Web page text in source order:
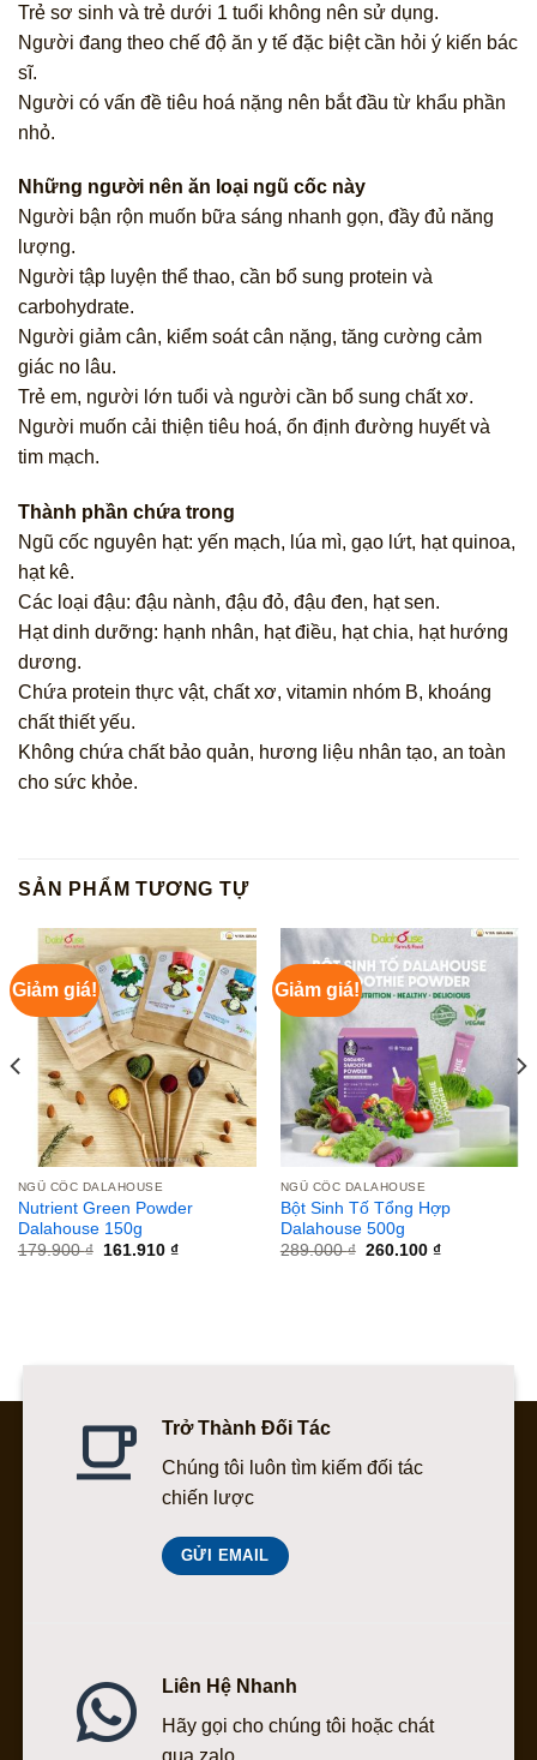
Trẻ sơ sinh và trẻ dưới 1 tuổi không nên sử dụng.
Người đang theo chế độ ăn y tế đặc biệt cần hỏi ý kiến bác
sĩ.
Người có vấn đề tiêu hoá nặng nên bắt đầu từ khẩu phần
nhỏ.
Những người nên ăn loại ngũ cốc này
Người bận rộn muốn bữa sáng nhanh gọn, đầy đủ năng
lượng.
Người tập luyện thể thao, cần bổ sung protein và
carbohydrate.
Người giảm cân, kiểm soát cân nặng, tăng cường cảm
giác no lâu.
Trẻ em, người lớn tuổi và người cần bổ sung chất xơ.
Người muốn cải thiện tiêu hoá, ổn định đường huyết và
tim mạch.
Thành phần chứa trong
Ngũ cốc nguyên hạt: yến mạch, lúa mì, gạo lứt, hạt quinoa,
hạt kê.
Các loại đậu: đậu nành, đậu đỏ, đậu đen, hạt sen.
Hạt dinh dưỡng: hạnh nhân, hạt điều, hạt chia, hạt hướng
dương.
Chứa protein thực vật, chất xơ, vitamin nhóm B, khoáng
chất thiết yếu.
Không chứa chất bảo quản, hương liệu nhân tạo, an toàn
cho sức khỏe.
SẢN PHẨM TƯƠNG TỰ
Giảm giá!
NGŨ CỐC DALAHOUSE
Nutrient Green Powder
Dalahouse 150g
179.900₫
Giá
161.910 ₫Giá
Giảm giá!
NGŨ CỐC DALAHOUSE
Bột Sinh Tố Tổng Hợp
Dalahouse 500g
289.000₫ Giá
260.100 ₫Giá
Trở Thành Đối Tác
Chúng tôi luôn tìm kiếm đối tác
chiến lược
GỬI EMAIL
Liên Hệ Nhanh
Hãy gọi cho chúng tôi hoặc chát